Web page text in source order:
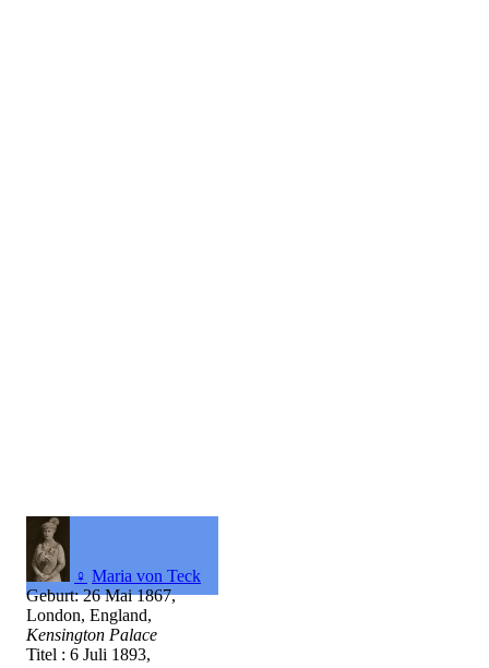
♀ Maria von Teck
Geburt: 26 Mai 1867,
London, England,
Kensington Palace
Titel : 6 Juli 1893,